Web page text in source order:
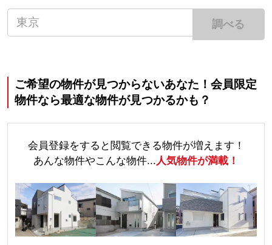
調べる
ご希望の物件が見つからないあなた！会員限定
物件なら最適な物件が見つかるかも？
会員登録をすると閲覧できる物件が増えます！
あんな物件やこんな物件... 人気物件が満載！